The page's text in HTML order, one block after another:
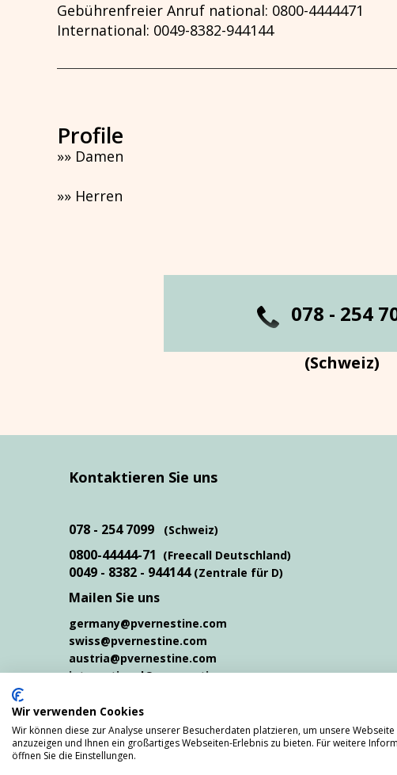
Gebührenfreier Anruf national: 0800-4444471
International: 0049-8382-944144
Profile
»» Damen
»» Herren
078 - 254
(Schweiz)
Kontaktieren Sie uns
078 - 254 7099 (Schweiz)
0800-44444-71 (Freecall Deutschland)
0049 - 8382 - 944144 (Zentrale für D)
Mailen Sie uns
germany@pvernestine.com
swiss@pvernestine.com
austria@pvernestine.com
international@pvernestine.com
Impressum.Datenschutz
Wir verwenden Cookies
Wir können diese zur Analyse unserer Besucherdaten platzieren, um unsere
anzuzeigen und Ihnen ein großartiges Webseiten-Erlebnis zu bieten. Für weitere
öffnen Sie die Einstellungen.